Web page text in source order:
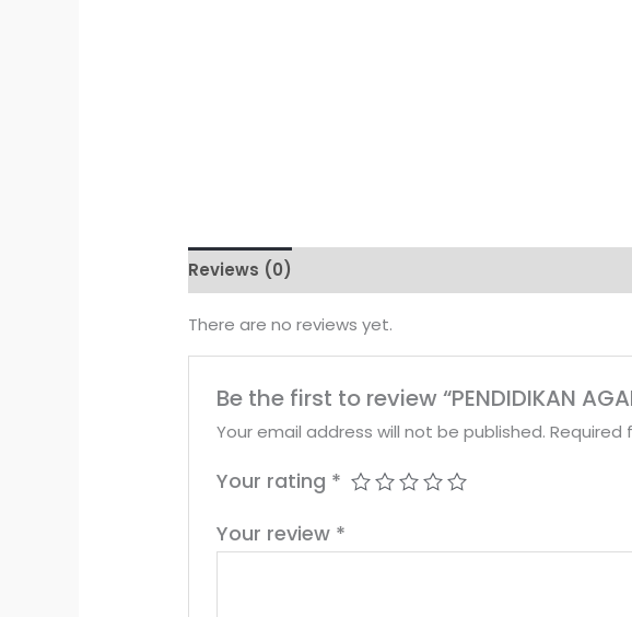
Reviews (0)
There are no reviews yet.
Be the first to review “PENDIDIKAN
Your email address will not be published. Required
Your rating *
Your review *